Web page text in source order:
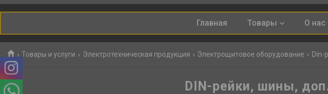
Главная Товары О нас
Товары и услуги Электротехническая продукция Электрощитовое оборудование Din-
DIN-рейки, шины,